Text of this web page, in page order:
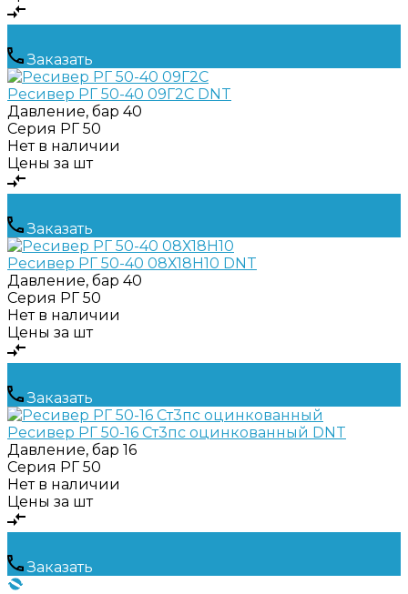
Заказать
Ресивер РГ 50-40 09Г2С DNT
Давление, бар 40
Серия РГ 50
Нет в наличии
Цены за шт
Заказать
Ресивер РГ 50-40 08Х18Н10 DNT
Давление, бар 40
Серия РГ 50
Нет в наличии
Цены за шт
Заказать
Ресивер РГ 50-16 Ст3пс оцинкованный DNT
Давление, бар 16
Серия РГ 50
Нет в наличии
Цены за шт
Заказать